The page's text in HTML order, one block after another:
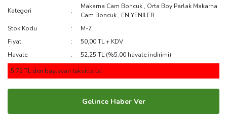
Kategori
Makarna Cam Boncuk , Orta Boy Parlak Makarna
Cam Boncuk , EN YENİLER
Stok Kodu
M-7
Fiyat
50,00 TL + KDV
Havale
52,25 TL (%5,00 havale indirimi)
5,72 TL den başlayan taksitlerle!
Gelince Haber Ver